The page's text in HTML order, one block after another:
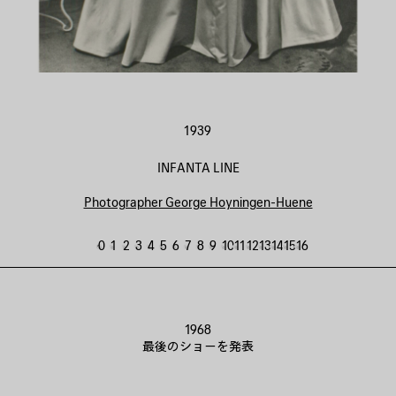
1939
INFANTA LINE
Photographer George Hoyningen-Huene
0 1 2 3 4 5 6 7 8 9 10111213141516
1968
最後のショーを発表